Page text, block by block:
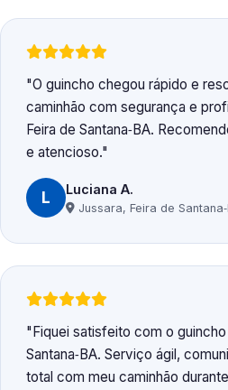
O guincho chegou rápido e
caminhão com segurança e
Feira de Santana‑BA.
e atencioso.
L Luciana A.
Jussara, Feira de
Fiquei satisfeito com o
Santana‑BA. Serviço ágil,
total com meu caminhão